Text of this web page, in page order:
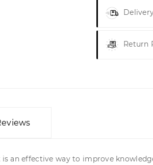
Return
an effective way to improve